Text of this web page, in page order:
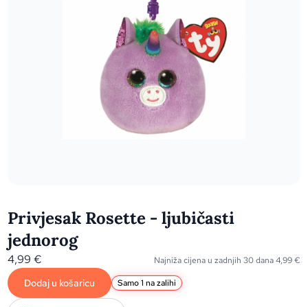
Privjesak Rosette - ljubičasti
jednorog
4,99€ Najniža cijena u zadnjih 30 dana4,99€
Dodaj u košaricu Samo 1 na zalihi